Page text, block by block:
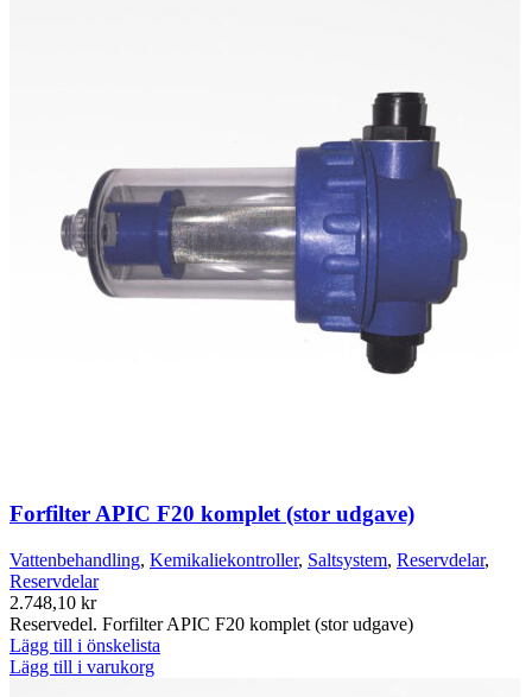
Forfilter APIC F20 komplet (stor udgave)
Vattenbehandling, Kemikaliekontroller, Saltsystem, Reservdelar,
Reservdelar
2.748,10 kr
Reservedel. Forfilter APIC F20 komplet (stor udgave)
Lägg till i önskelista
Lägg till i varukorg